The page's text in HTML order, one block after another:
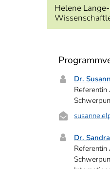
Helene
Dr.
Referentin
Dr.
Referentin